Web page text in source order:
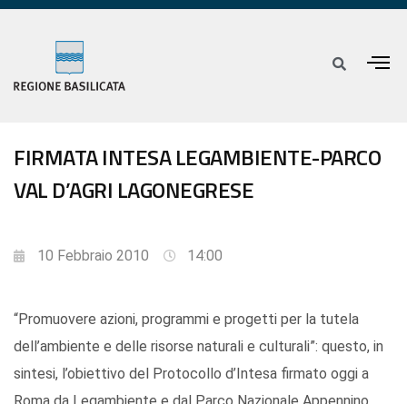
FIRMATA INTESA LEGAMBIENTE-PARCO
VAL D’AGRI LAGONEGRESE
10 Febbraio 2010 14:00
“Promuovere azioni, programmi e progetti per la tutela
dell’ambiente e delle risorse naturali e culturali”: questo, in
sintesi, l’obiettivo del Protocollo d’Intesa firmato oggi a